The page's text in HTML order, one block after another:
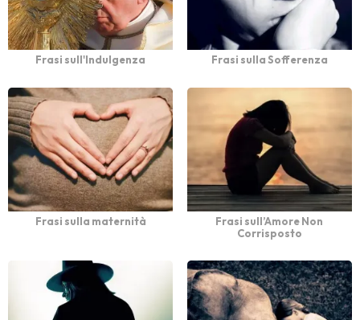
Frasi sull'Indulgenza Frasi sulla Sofferenza
Frasi sulla maternità
Frasi sull’Amore Non
Corrisposto